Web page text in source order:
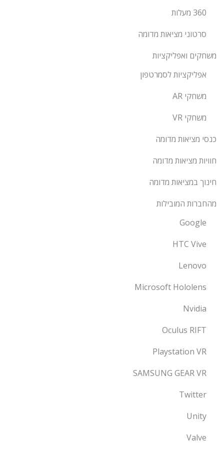
360 מעלות
סרטוני מציאות מדומה
משחקים ואפליקציות
אפליקציות לסמרטפון
משחקי AR
משחקי VR
כנסי מציאות מדומה
חוויות מציאות מדומה
חינוך במציאות מדומה
מהחברות המובילות
Google
HTC Vive
Lenovo
Microsoft Hololens
Nvidia
Oculus RIFT
Playstation VR
SAMSUNG GEAR VR
Twitter
Unity
Valve